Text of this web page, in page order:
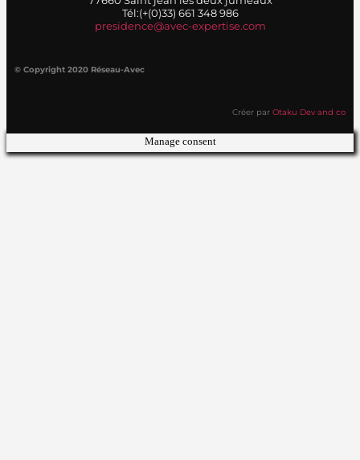
Tél:(+(0)33) 661 348 986
presidence@avec-expertise.com
© Copyright 2020 Réseau-Avec
Créer par Otaku Dev and co
Manage consent